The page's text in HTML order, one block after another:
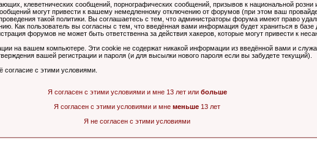
клеветнических сообщений, порнографических сообщений, призывов к национальной
могут привести к вашему немедленному отключению от форумов (при этом ваш
такой политики. Вы соглашаетесь с тем, что администраторы форума имеют право
Как пользователь вы согласны с тем, что введённая вами информация будет храниться в
форумов не может быть ответственна за действия хакеров, которые могут привести к
на вашем компьютере. Эти cookie не содержат никакой информации из введённой вами и
вашей регистрации и пароля (и для высылки нового пароля если вы забудете текущий).
согласие с этими условиями.
Я согласен с этими условиями и мне 13 лет или больше
Я согласен с этими условиями и мне меньше 13 лет
Я не согласен с этими условиями